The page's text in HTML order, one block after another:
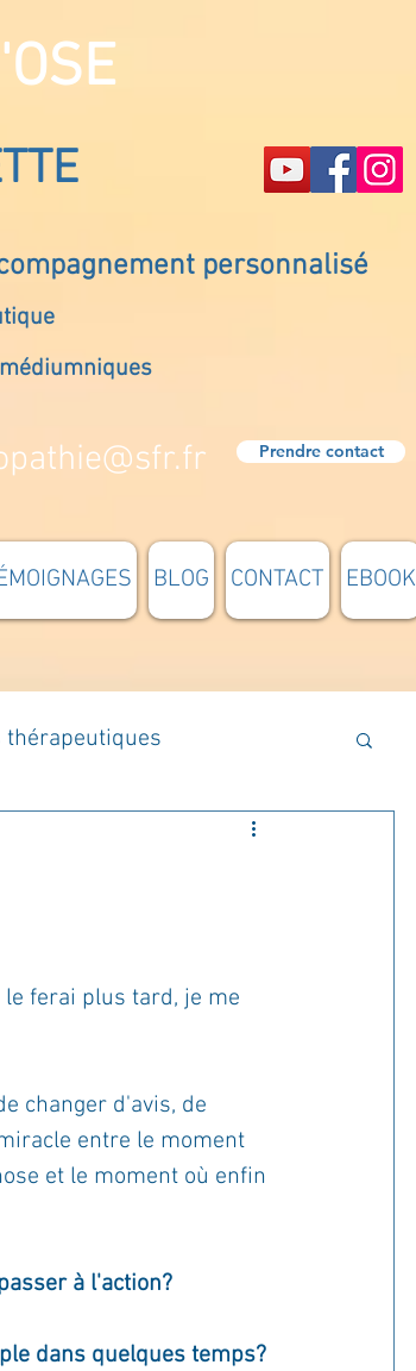
personnalisé
Prendre contact
BLOG CONTACT EBOOK
thérapeutiques
Méthodologie
du jour ADOLAND
ferai plus tard, je me
changer d'avis, de
entre le moment
et le moment où enfin
à l'action?
dans quelques temps?